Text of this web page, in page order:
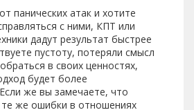
панических атак и хотите
с ними, КПТ или
дадут результат быстрее
пустоту, потеряли смысл
в своих ценностях,
будет более
же вы замечаете, что
же ошибки в отношениях